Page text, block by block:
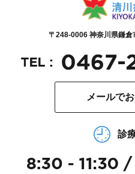
〒248-0006 神奈川県鎌倉
メールで
診